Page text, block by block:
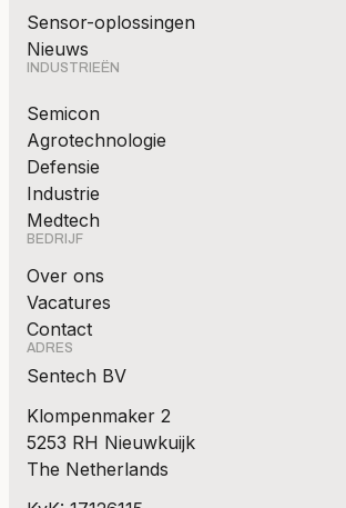
Sensor-oplossingen
Nieuws
INDUSTRIEËN
Semicon
Agrotechnologie
Defensie
Industrie
Medtech
BEDRIJF
Over ons
Vacatures
Contact
ADRES
Sentech BV
Klompenmaker 2
5253 RH Nieuwkuijk
The Netherlands